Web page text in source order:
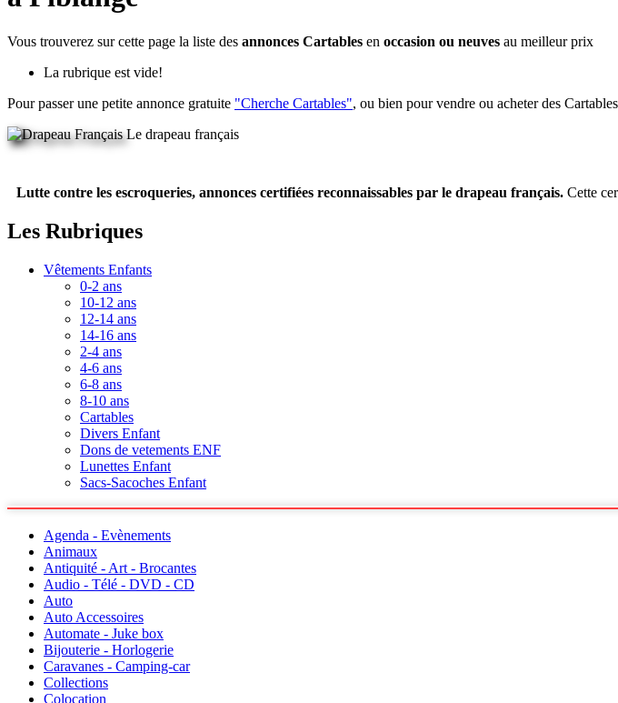
Vous trouverez sur cette page la liste des annonces Cartables en occasion ou neuves au meilleur prix
La rubrique est vide!
Pour passer une petite annonce gratuite "Cherche Cartables", ou bien pour vendre ou acheter des
Le drapeau français
Lutte contre les escroqueries, annonces certifiées reconnaissables par le drapeau français. Cette
Les Rubriques
Vêtements Enfants
0-2 ans
10-12 ans
12-14 ans
14-16 ans
2-4 ans
4-6 ans
6-8 ans
8-10 ans
Cartables
Divers Enfant
Dons de vetements ENF
Lunettes Enfant
Sacs-Sacoches Enfant
Agenda - Evènements
Animaux
Antiquité - Art - Brocantes
Audio - Télé - DVD - CD
Auto
Auto Accessoires
Automate - Juke box
Bijouterie - Horlogerie
Caravanes - Camping-car
Collections
Colocation